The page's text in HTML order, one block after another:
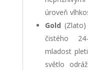
úroveň
Gold
čistého
mladost
světlo